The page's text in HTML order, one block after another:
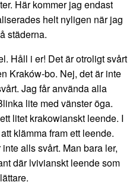
Här kommer jag endast
helt nyligen när jag
städerna.
Håll i er! Det är otroligt svårt
Kraków-bo. Nej, det är inte
Jag får använda alla
lite med vänster öga.
litet krakowianskt leende. I
klämma fram ett leende.
alls svårt. Man bara ler,
där lvivianskt leende som